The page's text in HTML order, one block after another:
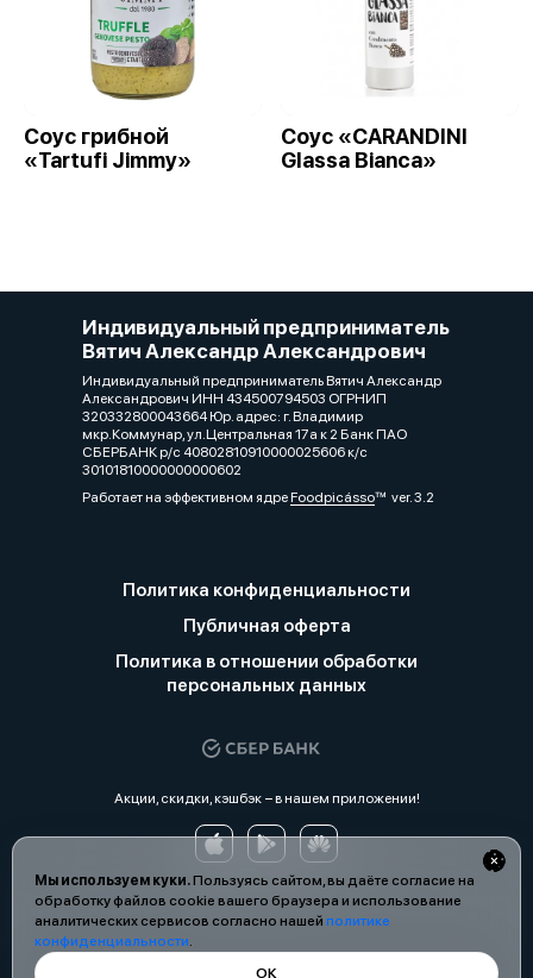
Мы используем куки.Пользуясь сайтом, вы даёте согласие на
обработку файлов cookie вашего браузера и использование
аналитических сервисов согласно нашей политике
конфиденциальности.
ОК
Соус грибной
«Tartufi Jimmy»
Cоус «CARANDINI
Glassa Bianca»
Индивидуальный предприниматель
Вятич Александр Александрович
Индивидуальный предприниматель Вятич Александр
Александрович ИНН 434500794503 ОГРНИП
320332800043664 Юр. адрес: г. Владимир
мкр.Коммунар, ул.Центральная 17а к 2 Банк ПАО
СБЕРБАНК р/с 40802810910000025606 к/с
30101810000000000602
Работает на эффективном ядреFoodpicássover. 3.2
Политика конфиденциальности
Публичная оферта
Политика в отношении обработки
персональных данных
Акции, скидки, кэшбэк − в нашем приложении!